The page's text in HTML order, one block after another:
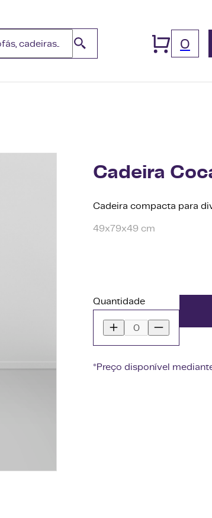
0
Cadeira
Cadeira compacta para
49x79x49 cm
Quantidade
*Preço disponível